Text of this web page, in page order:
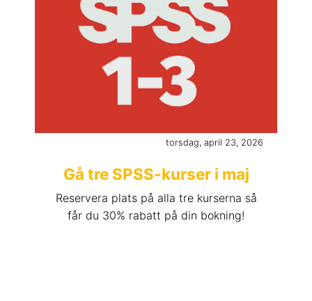
torsdag, april 23, 2026
Gå tre SPSS-kurser i maj
Reservera plats på alla tre kurserna så
får du 30% rabatt på din bokning!